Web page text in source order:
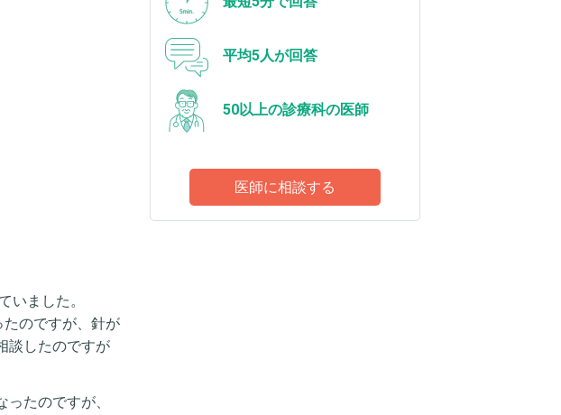
いました。
のですが、針が
談したのですが
たのですが、
平均5人が回答
50以上の診療科の医師
医師に相談する